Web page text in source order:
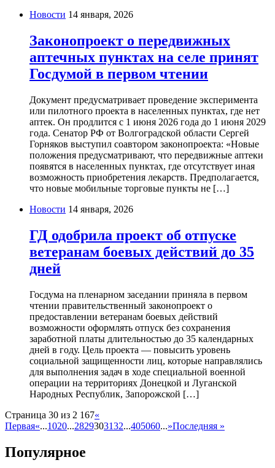
Новости 14 января, 2026
Законопроект о передвижных
аптечных пунктах на селе принят
Госдумой в первом чтении
Документ предусматривает проведение эксперимента
или пилотного проекта в населенных пунктах, где нет
аптек. Он продлится с 1 июня 2026 года до 1 июня 2029
года. Сенатор РФ от Волгоградской области Сергей
Горняков выступил соавтором законопроекта: «Новые
положения предусматривают, что передвижные аптеки
появятся в населенных пунктах, где отсутствует иная
возможность приобретения лекарств. Предполагается,
что новые мобильные торговые пункты не […]
Новости 14 января, 2026
ГД одобрила проект об отпуске
ветеранам боевых действий до 35
дней
Госдума на пленарном заседании приняла в первом
чтении правительственный законопроект о
предоставлении ветеранам боевых действий
возможности оформлять отпуск без сохранения
заработной платы длительностью до 35 календарных
дней в году. Цель проекта — повысить уровень
социальной защищенности лиц, которые направлялись
для выполнения задач в ходе специальной военной
операции на территориях Донецкой и Луганской
Народных Республик, Запорожской […]
Страница 30 из 2 167«
Первая«...1020...2829303132...405060...»Последняя »
Популярное